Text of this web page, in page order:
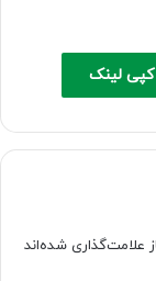
کپی لینک
علامت‌گذاری شده‌اند